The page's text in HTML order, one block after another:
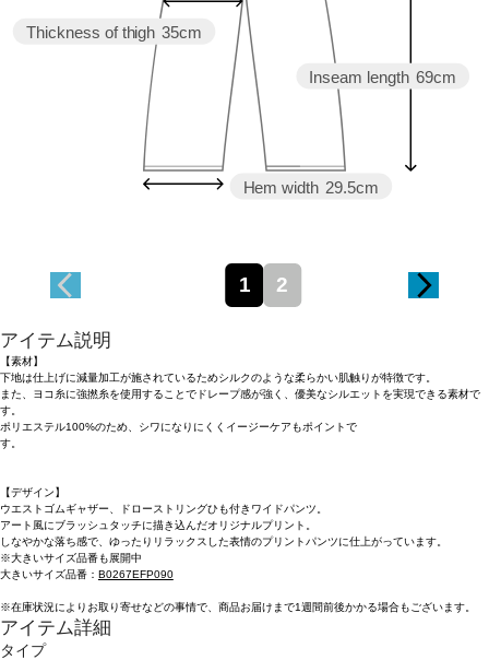
Inseam length 69cm
Hem width 29.5cm
Thickness of thigh 35cm
1 2
アイテム説明
【素材】
下地は仕上げに減量加工が施されているためシルクのような柔らかい肌触りが特徴です。
また、ヨコ糸に強撚糸を使用することでドレープ感が強く、優美なシルエットを実現できる素材で
す。
ポリエステル100%のため、シワになりにくくイージーケアもポイントで
【デザイン】
ウエストゴムギャザー、ドローストリングひも付きワイドパンツ。
アート風にブラッシュタッチに描き込んだオリジナルプリント。
しなやかな落ち感で、ゆったりリラックスした表情のプリントパンツに仕上がっています。
※大きいサイズ品番も展開中
大きいサイズ品番： B0267EFP090
※在庫状況によりお取り寄せなどの事情で、商品お届けまで1週間前後かかる場合もございます。
アイテム詳細
タイプ